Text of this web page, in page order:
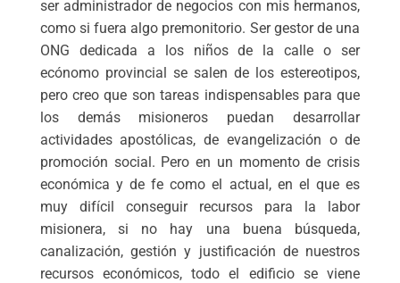
ser administrador de negocios con mis hermanos,
como si fuera algo premonitorio. Ser gestor de una
ONG dedicada a los niños de la calle o ser
ecónomo provincial se salen de los estereotipos,
pero creo que son tareas indispensables para que
los demás misioneros puedan desarrollar
actividades apostólicas, de evangelización o de
promoción social. Pero en un momento de crisis
económica y de fe como el actual, en el que es
muy difícil conseguir recursos para la labor
misionera, si no hay una buena búsqueda,
canalización, gestión y justificación de nuestros
recursos económicos, todo el edificio se viene